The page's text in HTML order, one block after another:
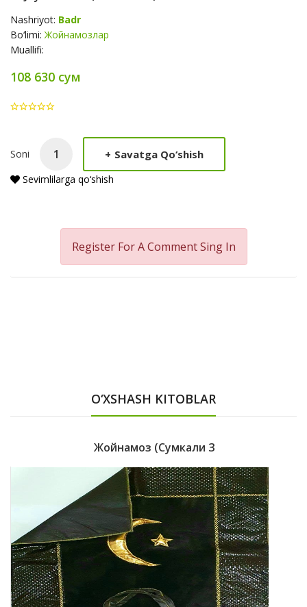
Nashriyot: Badr
Bo‘limi:Жойнамозлар
Muallifi:
108 630 сум
Product
Summery
Soni + Savatga Qo‘shish
Sevimlilarga qo‘shish
Register For A CommentSing In
O‘XSHASH KITOBLAR
Жойнамоз (сумкали З